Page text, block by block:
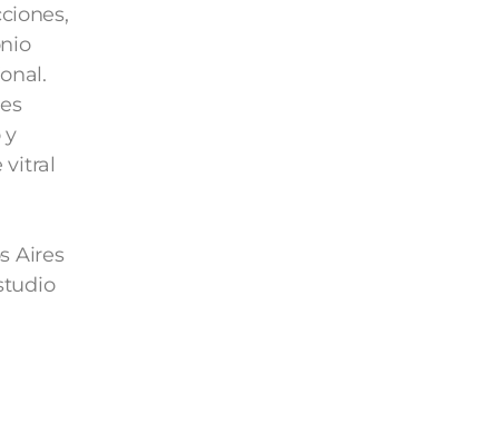
y
vitral
Aires